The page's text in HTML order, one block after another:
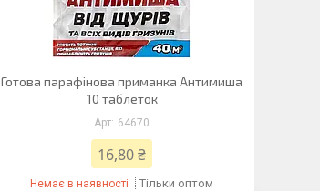
Готова парафінова приманка Антимиша
10 таблеток
64670
16,80 ₴
Немає в наявності
Тільки оптом